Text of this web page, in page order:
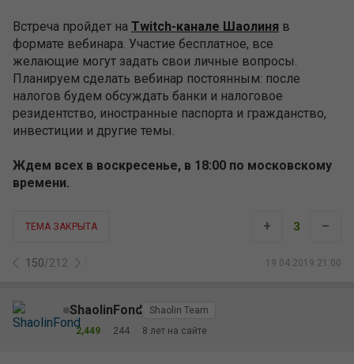
Встреча пройдет на Twitch-канале Шаолиня в
формате вебинара. Участие бесплатное, все
желающие могут задать свои личные вопросы.
Планируем сделать вебинар постоянным: после
налогов будем обсуждать банки и налоговое
резидентство, иностранные паспорта и гражданство,
инвестиции и другие темы.
Ждем всех в воскресенье, в 18:00 по московскому
времени.
ТЕМА ЗАКРЫТА
150/212 19.04.2019 21:00
+ 3 –
ShaolinFond
Shaolin Team
2,449
244 8 лет на сайте